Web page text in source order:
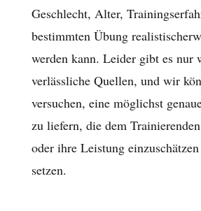
Geschlecht, Alter,
bestimmten Übung
werden kann. Leider gibt es nur
verlässliche Quellen, und wir
versuchen, eine möglichst
zu liefern, die dem
oder ihre Leistung
setzen.